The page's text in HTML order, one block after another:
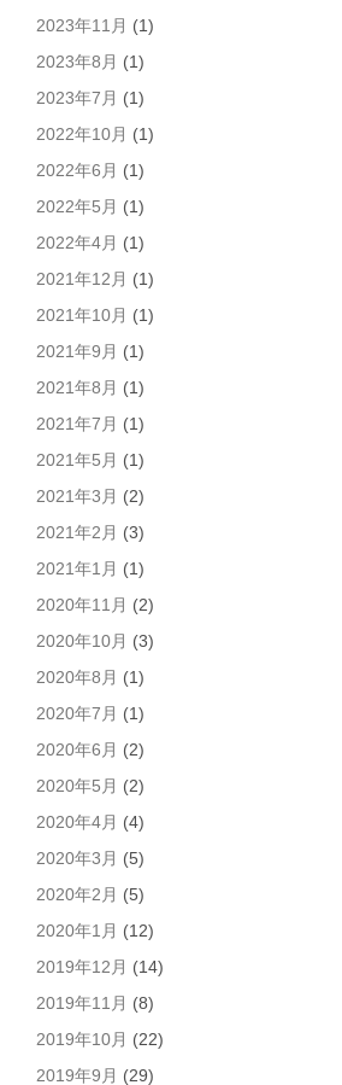
2023年11月 (1)
2023年8月 (1)
2023年7月 (1)
2022年10月 (1)
2022年6月 (1)
2022年5月 (1)
2022年4月 (1)
2021年12月 (1)
2021年10月 (1)
2021年9月 (1)
2021年8月 (1)
2021年7月 (1)
2021年5月 (1)
2021年3月 (2)
2021年2月 (3)
2021年1月 (1)
2020年11月 (2)
2020年10月 (3)
2020年8月 (1)
2020年7月 (1)
2020年6月 (2)
2020年5月 (2)
2020年4月 (4)
2020年3月 (5)
2020年2月 (5)
2020年1月 (12)
2019年12月 (14)
2019年11月 (8)
2019年10月 (22)
2019年9月 (29)